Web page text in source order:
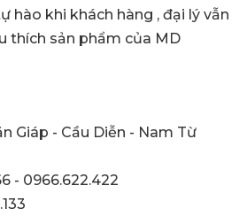
hào khi khách hàng , đại lý vẫn
thích sản phẩm của MD
Giáp - Cầu Diễn - Nam Từ
- 0966.622.422